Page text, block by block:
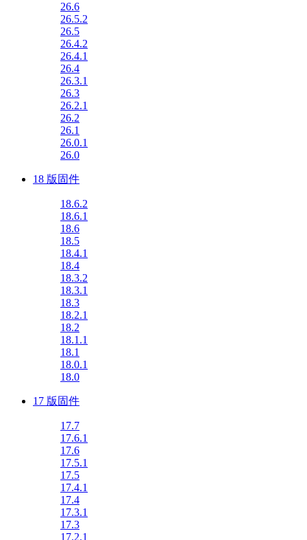
26.6
26.5.2
26.5
26.4.2
26.4.1
26.4
26.3.1
26.3
26.2.1
26.2
26.1
26.0.1
26.0
18 版固件
18.6.2
18.6.1
18.6
18.5
18.4.1
18.4
18.3.2
18.3.1
18.3
18.2.1
18.2
18.1.1
18.1
18.0.1
18.0
17 版固件
17.7
17.6.1
17.6
17.5.1
17.5
17.4.1
17.4
17.3.1
17.3
17.2.1